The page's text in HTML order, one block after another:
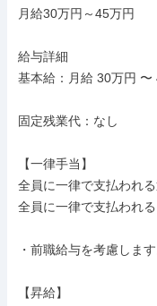
月給30万円～45万円
給与詳細
基本給：月給 30万円 〜
固定残業代：なし
【一律手当】
全員に一律で支払われ
全員に一律で支払われ
・前職給与を考慮します
【昇給】